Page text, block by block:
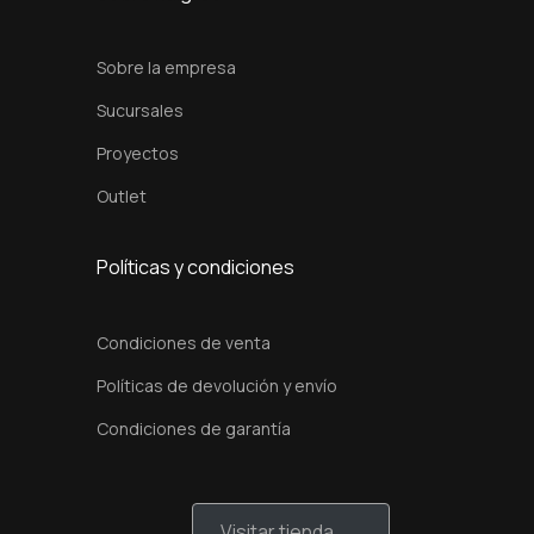
Sobre la empresa
Sucursales
Proyectos
Outlet
Políticas y condiciones
Condiciones de venta
Políticas de devolución y envío
Condiciones de garantía